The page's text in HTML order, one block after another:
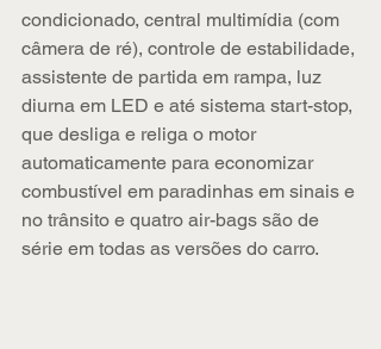
condicionado, central multimídia (com
câmera de ré), controle de estabilidade,
assistente de partida em rampa, luz
diurna em LED e até sistema start-stop,
que desliga e religa o motor
automaticamente para economizar
combustível em paradinhas em sinais e
no trânsito e quatro air-bags são de
série em todas as versões do carro.